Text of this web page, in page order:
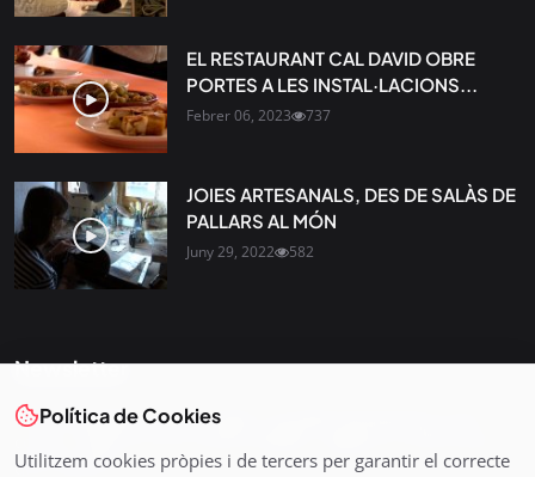
EL RESTAURANT CAL DAVID OBRE
PORTES A LES INSTAL·LACIONS...
Febrer 06, 2023 737
JOIES ARTESANALS, DES DE SALÀS DE
PALLARS AL MÓN
Juny 29, 2022 582
Newsletter
Tota l’actualitat, seleccionada i enviada directament al teu
que importa.
Política de Cookies
Utilitzem cookies pròpies i de tercers per garantir el correcte